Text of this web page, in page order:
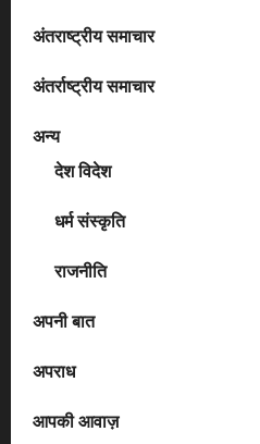
अंतराष्ट्रीय समाचार
अंतर्राष्ट्रीय समाचार
अन्य
देश विदेश
धर्म संस्कृति
राजनीति
अपनी बात
अपराध
आपकी आवाज़